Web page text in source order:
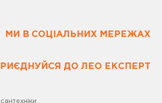
МИ В СОЦІАЛЬНИХ МЕРЕЖАХ
ДО ЛЕО ЕКСПЕРТ